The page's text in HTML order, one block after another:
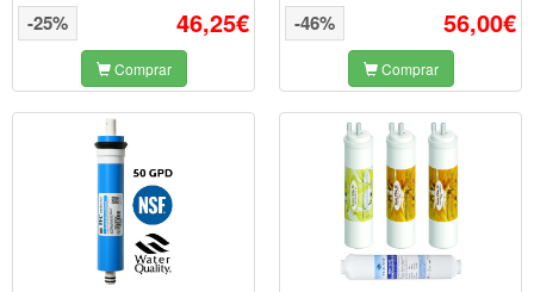
46,25€
-25%
Comprar
56,00€
-46%
Comprar